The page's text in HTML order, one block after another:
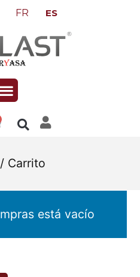
FR ES
/ Carrito
está vacío